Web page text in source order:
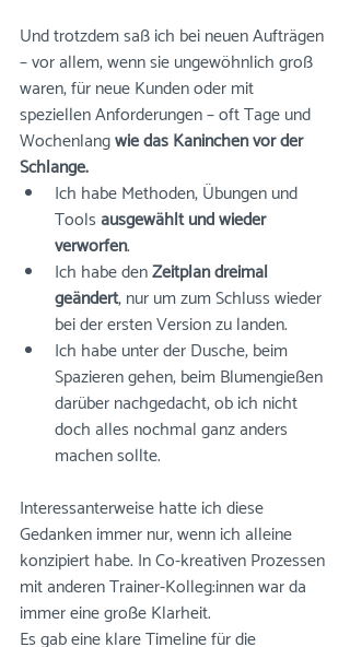
Und trotzdem saß ich bei neuen Aufträgen
– vor allem, wenn sie ungewöhnlich groß
waren, für neue Kunden oder mit
speziellen Anforderungen – oft Tage und
Wochenlang wie das Kaninchen vor der
Schlange.
Ich habe Methoden, Übungen und
Tools ausgewählt und wieder
verworfen.
Ich habe den Zeitplan dreimal
geändert, nur um zum Schluss wieder
bei der ersten Version zu landen.
Ich habe unter der Dusche, beim
Spazieren gehen, beim Blumengießen
darüber nachgedacht, ob ich nicht
doch alles nochmal ganz anders
machen sollte.
Interessanterweise hatte ich diese
Gedanken immer nur, wenn ich alleine
konzipiert habe. In Co-kreativen Prozessen
mit anderen Trainer-Kolleg:innen war da
immer eine große Klarheit.
Es gab eine klare Timeline für die